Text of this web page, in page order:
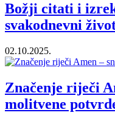
Božji citati i
svakodnevni
02.10.2025.
Značenje riječi
molitvene